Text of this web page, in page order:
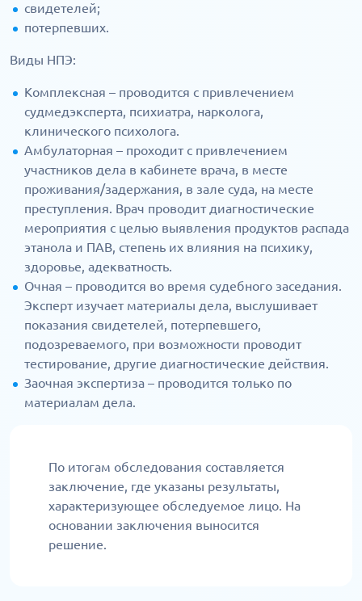
свидетелей;
потерпевших.
Виды НПЭ:
Комплексная – проводится с привлечением
судмедэксперта, психиатра, нарколога,
клинического психолога.
Амбулаторная – проходит с привлечением
участников дела в кабинете врача, в месте
проживания/задержания, в зале суда, на месте
преступления. Врач проводит диагностические
мероприятия с целью выявления продуктов распада
этанола и ПАВ, степень их влияния на психику,
здоровье, адекватность.
Очная – проводится во время судебного заседания.
Эксперт изучает материалы дела, выслушивает
показания свидетелей, потерпевшего,
подозреваемого, при возможности проводит
тестирование, другие диагностические действия.
Заочная экспертиза – проводится только по
материалам дела.
По итогам обследования составляется
заключение, где указаны результаты,
характеризующее обследуемое лицо. На
основании заключения выносится
решение.